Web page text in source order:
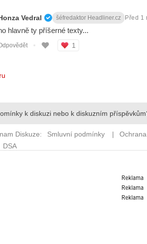
Reklama
Reklama
Reklama